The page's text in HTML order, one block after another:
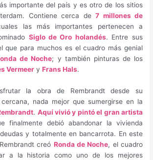
importante del país y es otro de los sitios
Contiene cerca de7 millones de
las más importantes pertenecen a
Siglo de Oro holandés. Entre sus
que para muchos es el cuadro más genial
de Noche; y también pinturas de los
Vermeer yFrans Hals.
la obra de Rembrandt desde su
nada mejor que sumergirse en la
. Aquí vivió y pintó el gran artista
finalmente debió abandonar la vivienda
y totalmente en bancarrota. En este
creó Ronda de Noche, el cuadro
a la historia como uno de los mejores